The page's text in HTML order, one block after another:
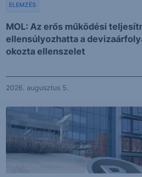
MOL: Az erős működési
ellensúlyozhatta a
okozta ellenszelet
ELEMZÉS
2026. augusztus 5.